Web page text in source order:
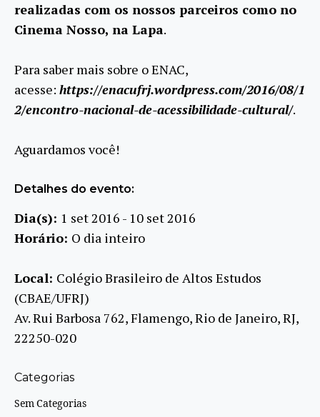
realizadas com os nossos parceiros como no
Cinema Nosso, na Lapa.
Para saber mais sobre o ENAC,
acesse: https://enacufrj.wordpress.com/2016/08/1
2/encontro-nacional-de-acessibilidade-cultural/.
Aguardamos você!
Detalhes do evento:
Dia(s): 1 set 2016 - 10 set 2016
Horário: O dia inteiro
Local: Colégio Brasileiro de Altos Estudos
(CBAE/UFRJ)
Av. Rui Barbosa 762, Flamengo, Rio de Janeiro, RJ,
22250-020
Categorias
Sem Categorias